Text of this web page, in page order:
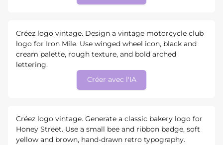
Créez logo vintage. Design a vintage motorcycle club
logo for Iron Mile. Use winged wheel icon, black and
cream palette, rough texture, and bold arched
lettering.
Créer avec l'IA
Créez logo vintage. Generate a classic bakery logo for
Honey Street. Use a small bee and ribbon badge, soft
yellow and brown, hand-drawn retro typography.